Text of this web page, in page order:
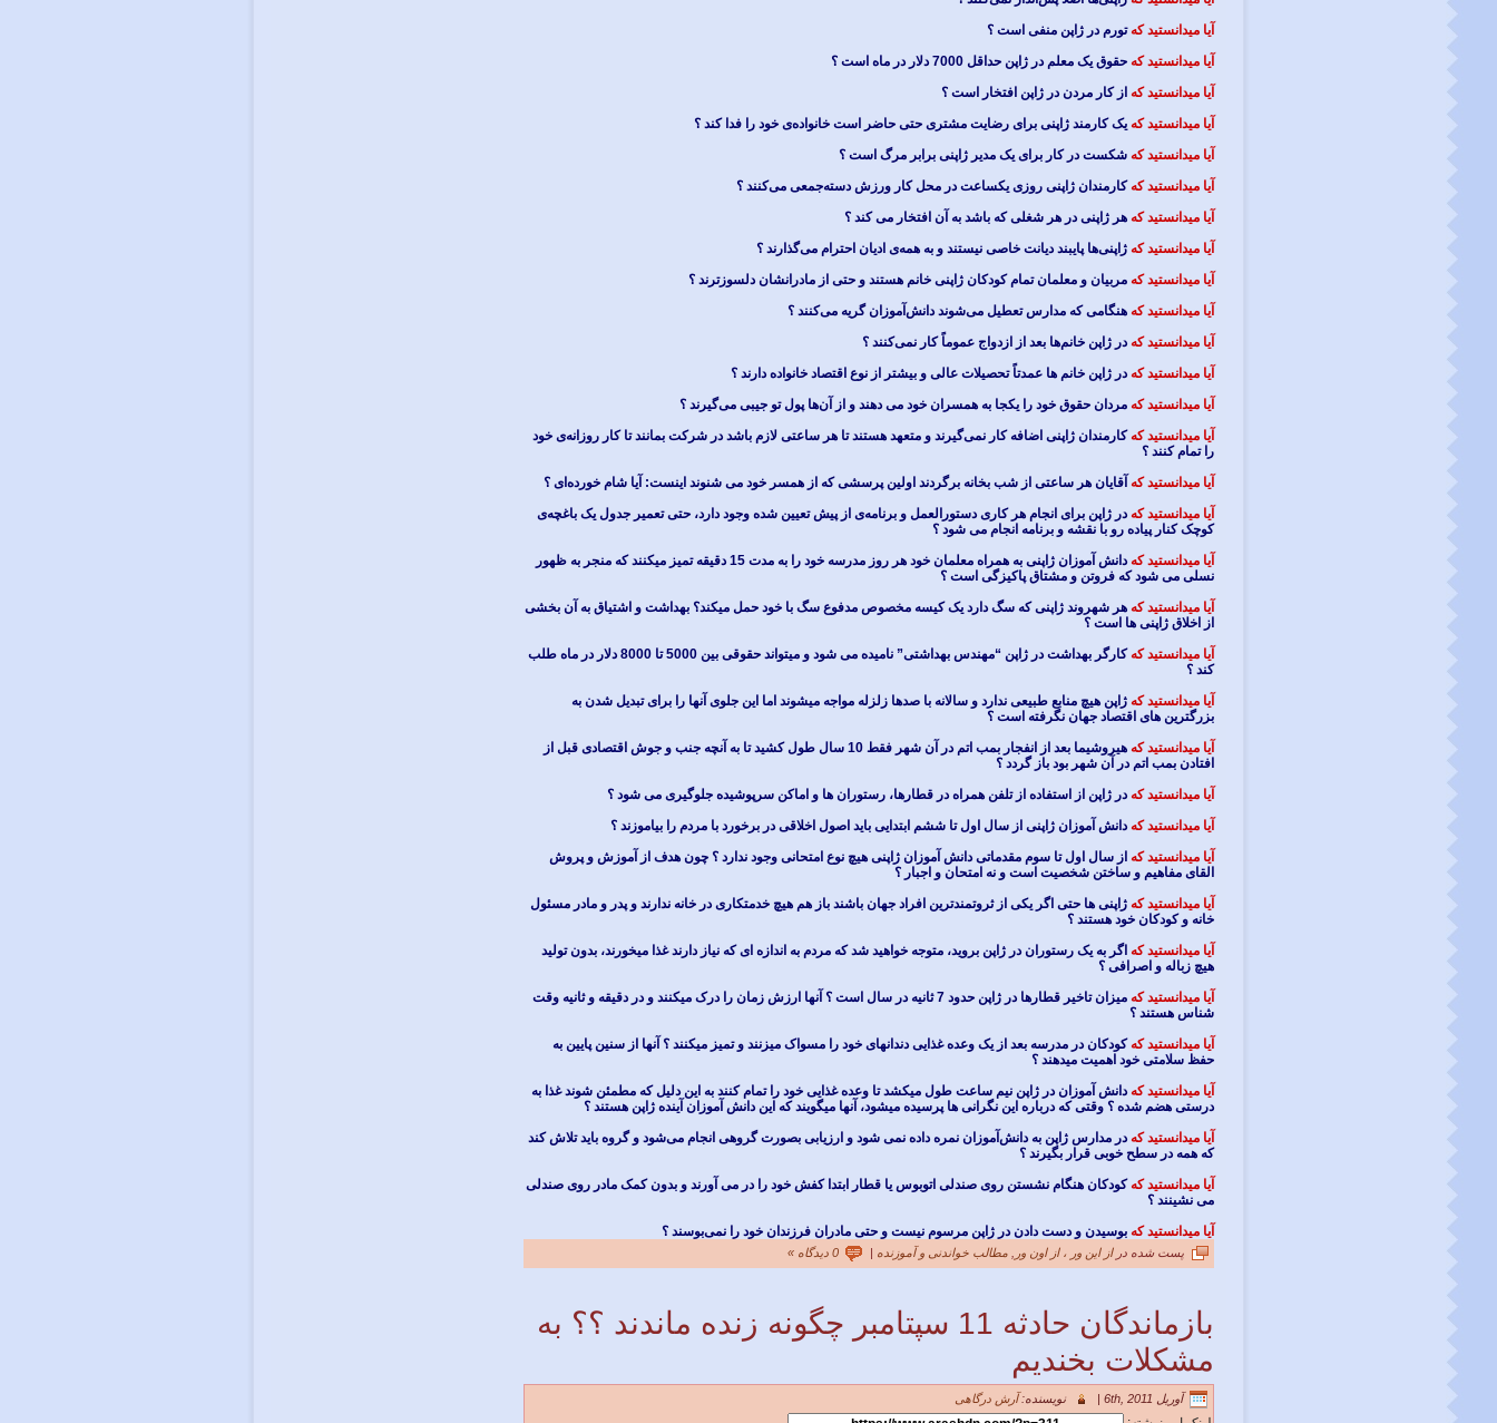
آیا میدانستید که تورم در ژاپن منفی است ؟
آیا میدانستید که حقوق یک معلم در ژاپن حداقل 7000 دلار در ماه است ؟
آیا میدانستید که از کار مردن در ژاپن افتخار است ؟
آیا میدانستید که یک کارمند ژاپنی برای رضایت مشتری حتی حاضر است خانواده‌ی خود را فدا کند ؟
آیا میدانستید که شکست در کار برای یک مدیر ژاپنی برابر مرگ است ؟
آیا میدانستید که کارمندان ژاپنی روزی یکساعت در محل کار ورزش دسته‌جمعی می‌کنند ؟
آیا میدانستید که هر ژاپنی در هر شغلی که باشد به آن افتخار می کند ؟
آیا میدانستید که ژاپنی‌ها پایبند دیانت خاصی نیستند و به همه‌ی ادیان احترام می‌گذارند ؟
آیا میدانستید که مربیان و معلمان تمام کودکان ژاپنی خانم هستند و حتی از مادرانشان دلسوزترند ؟
آیا میدانستید که هنگامی که مدارس تعطیل می‌شوند دانش‌آموزان گریه می‌کنند ؟
آیا میدانستید که در ژاپن خانم‌ها بعد از ازدواج عموماً کار نمی‌کنند ؟
آیا میدانستید که در ژاپن خانم ها عمدتاً تحصیلات عالی و بیشتر از نوع اقتصاد خانواده دارند ؟
آیا میدانستید که مردان حقوق خود را یکجا به همسران خود می دهند و از آن‌ها پول تو جیبی می‌گیرند ؟
آیا میدانستید که کارمندان ژاپنی اضافه کار نمی‌گیرند و متعهد هستند تا هر ساعتی لازم باشد در شرکت بمانند تا کار روزانه‌ی خود
را تمام کنند ؟
آیا میدانستید که آقایان هر ساعتی از شب بخانه برگردند اولین پرسشی که از همسر خود می شنوند اینست: آیا شام خورده‌ای ؟
آیا میدانستید که در ژاپن برای انجام هر کاری دستورالعمل و برنامه‌ی از پیش تعیین شده وجود دارد، حتی تعمیر جدول یک باغچه‌ی
کوچک کنار پیاده رو با نقشه و برنامه انجام می شود ؟
آیا میدانستید که
دانش آموزان ژاپنی به همراه معلمان خود هر روز مدرسه خود را به مدت 15 دقیقه تمیز میکنند که منجر به ظهور
نسلی می شود که فروتن و مشتاق پاکیزگی است ؟
آیا میدانستید که هر شهروند ژاپنی که سگ دارد یک کیسه مخصوص مدفوع سگ با خود حمل میکند؟ بهداشت و اشتیاق به آن بخشی
از اخلاق ژاپنی ها است ؟
آیا میدانستید که
کارگر بهداشت در ژاپن “مهندس بهداشتی” نامیده می شود و میتواند حقوقی بین 5000 تا 8000 دلار در ماه طلب
کند ؟
آیا میدانستید که ژاپن هیچ منابع طبیعی ندارد و سالانه با صدها زلزله مواجه میشوند اما این جلوی آنها را برای تبدیل شدن به
بزرگترین های اقتصاد جهان نگرفته است ؟
آیا میدانستید که
هیروشیما بعد از انفجار بمب اتم در آن شهر فقط 10 سال طول کشید تا به آنچه جنب و جوش اقتصادی قبل از
افتادن بمب اتم در آن شهر بود باز گردد ؟
آیا میدانستید کهدر ژاپن از استفاده از تلفن همراه در قطارها، رستوران ها و اماکن سرپوشیده جلوگیری می شود ؟
آیا میدانستید که دانش آموزان ژاپنی از سال اول تا ششم ابتدایی باید اصول اخلاقی در برخورد با مردم را بیاموزند ؟
آیا میدانستید که از سال اول تا سوم مقدماتی دانش آموزان ژاپنی هیچ نوع امتحانی وجود ندارد ؟ چون هدف از آموزش و پروش
القای مفاهیم و ساختن شخصیت است و نه امتحان و اجبار ؟
آیا میدانستید که ژاپنی ها حتی اگر یکی از ثروتمندترین افراد جهان باشند باز هم هیچ خدمتکاری در خانه ندارند و پدر و مادر مسئول
خانه و کودکان خود هستند ؟
آیا میدانستید که اگر به یک رستوران در ژاپن بروید، متوجه خواهید شد که مردم به اندازه ای که نیاز دارند غذا میخورند، بدون تولید
هیچ زباله و اصرافی ؟
آیا میدانستید که
میزان تاخیر قطارها در ژاپن حدود 7 ثانیه در سال است ؟ آنها ارزش زمان را درک میکنند و در دقیقه و ثانیه وقت
شناس هستند ؟
آیا میدانستید که کودکان در مدرسه بعد از یک وعده غذایی دندانهای خود را مسواک میزنند و تمیز میکنند ؟ آنها از سنین پایین به
حفظ سلامتی خود اهمیت میدهند ؟
آیا میدانستید که دانش آموزان در ژاپن نیم ساعت طول میکشد تا وعده غذایی خود را تمام کنند به این دلیل که مطمئن شوند غذا به
درستی هضم شده ؟ وقتی که درباره این نگرانی ها پرسیده میشود، آنها میگویند که این دانش آموزان آینده ژاپن هستند ؟
آیا میدانستید که در مدارس ژاپن به دانش‌آموزان نمره داده نمی شود و ارزیابی بصورت گروهی انجام می‌شود و گروه باید تلاش کند
که همه در سطح خوبی قرار بگیرند ؟
آیا میدانستید که کودکان هنگام نشستن روی صندلی اتوبوس یا قطار ابتدا کفش خود را در می آورند و بدون کمک مادر روی صندلی
می نشینند ؟
آیا میدانستید که بوسیدن و دست دادن در ژاپن مرسوم نیست و حتی مادران فرزندان خود را نمی‌بوسند ؟
پست شده دراز این ور ، از اون ور مطالب خواندنی و آموزنده | 0 دیدگاه »
بازماندگان حادثه 11 سپتامبر چگونه زنده ماندند ؟؟ به
مشکلات بخندیم
آوریل 6th, 2011 | نویسنده:آرش درگاهی